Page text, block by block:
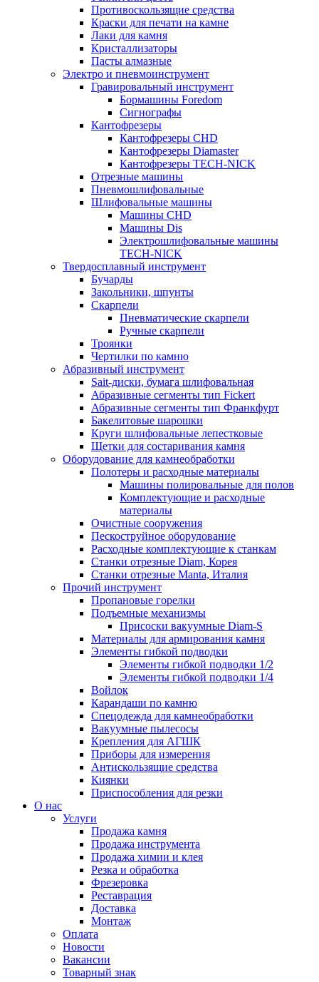
Противоскользящие средства
Краски для печати на камне
Лаки для камня
Кристаллизаторы
Пасты алмазные
Электро и пневмоинструмент
Гравировальный инструмент
Бормашины Foredom
Сигнографы
Кантофрезеры
Кантофрезеры CHD
Кантофрезеры Diamaster
Кантофрезеры TECH-NICK
Отрезные машины
Пневмошлифовальные
Шлифовальные машины
Машины CHD
Машины Dis
Электрошлифовальные машины
TECH-NICK
Твердосплавный инструмент
Бучарды
Закольники, шпунты
Скарпели
Пневматические скарпели
Ручные скарпели
Троянки
Чертилки по камню
Абразивный инструмент
Sait-диски, бумага шлифовальная
Абразивные сегменты тип Fickert
Абразивные сегменты тип Франкфурт
Бакелитовые шарошки
Круги шлифовальные лепестковые
Щетки для состаривания камня
Оборудование для камнеобработки
Полотеры и расходные материалы
Машины полировальные для полов
Комплектующие и расходные
материалы
Очистные сооружения
Пескоструйное оборудование
Расходные комплектующие к станкам
Станки отрезные Diam, Корея
Станки отрезные Manta, Италия
Прочий инструмент
Пропановые горелки
Подъeмные механизмы
Присоски вакуумные Diam-S
Материалы для армирования камня
Элементы гибкой подводки
Элементы гибкой подводки 1/2
Элементы гибкой подводки 1/4
Войлок
Карандаши по камню
Спецодежда для камнеобработки
Вакуумные пылесосы
Крепления для АГШК
Приборы для измерения
Антискользящие средства
Киянки
Приспособления для резки
О нас
Услуги
Продажа камня
Продажа инструмента
Продажа химии и клея
Резка и обработка
Фрезеровка
Реставрация
Доставка
Монтаж
Оплата
Новости
Вакансии
Товарный знак